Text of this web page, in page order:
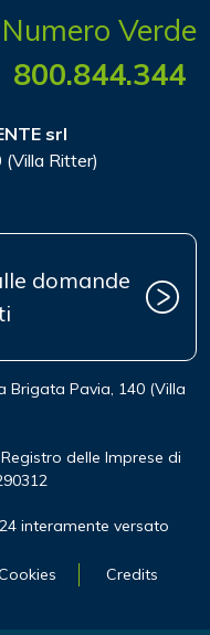
Numero Verde
800.844.344
srl
Ritter)
domande
Brigata Pavia, 140 (Villa
delle Imprese di
interamente versato
Credits